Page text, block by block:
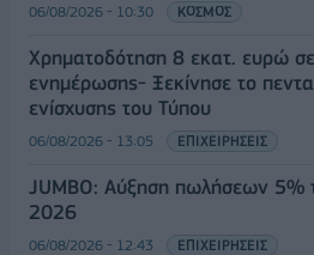
06/08/2026 - 10:30 ΚΟΣΜΟΣ
Χρηματοδότηση 8 εκατ. ευρώ
ενημέρωσης- Ξεκίνησε το
ενίσχυσης του Τύπου
06/08/2026 - 13:05 ΕΠΙΧΕΙΡΗΣΕΙΣ
JUMBO: Αύξηση πωλήσεων 5%
2026
06/08/2026 - 12:43 ΕΠΙΧΕΙΡΗΣΕΙΣ